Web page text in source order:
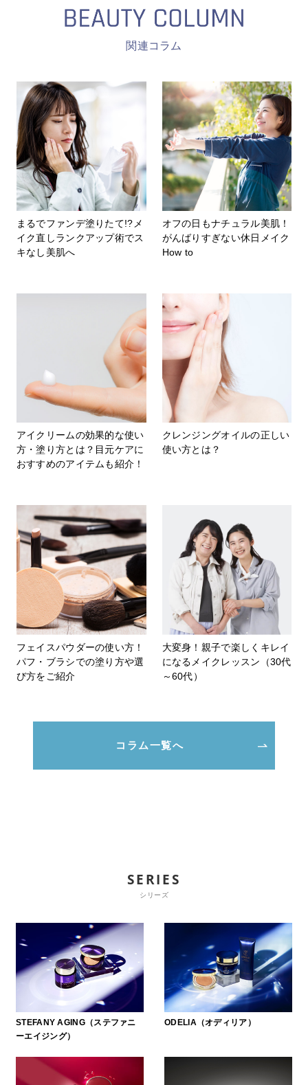
関連コラム
まるでファンデ塗りたて!?メ
イク直しランクアップ術でス
キなし美肌へ
オフの日もナチュラル美肌！
がんばりすぎない休日メイク
How to
アイクリームの効果的な使い
方・塗り方とは？目元ケアに
おすすめのアイテムも紹介！
クレンジングオイルの正しい
使い方とは？
フェイスパウダーの使い方！
パフ・ブラシでの塗り方や選
び方をご紹介
大変身！親子で楽しくキレイ
になるメイクレッスン（30代
～60代）
コラム一覧へ
SERIES
シリーズ
STEFANY AGING（ステファニ
ーエイジング）
ODELIA（オディリア）